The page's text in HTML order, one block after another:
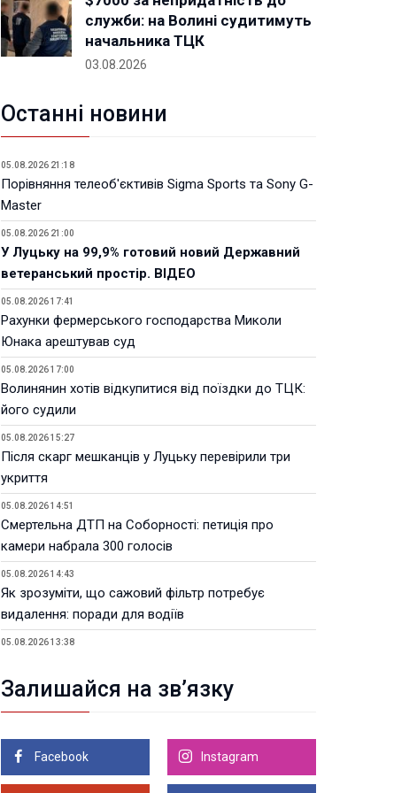
служби: на Волині судитимуть
начальника ТЦК
03.08.2026
Останні новини
05.08.2026 21:18
Порівняння телеоб'єктивів Sigma Sports та Sony G-
Master
05.08.2026 21:00
У Луцьку на 99,9% готовий новий Державний
ветеранський простір. ВІДЕО
05.08.2026 17:41
Рахунки фермерського господарства Миколи
Юнака арештував суд
05.08.2026 17:00
Волинянин хотів відкупитися від поїздки до ТЦК:
його судили
05.08.2026 15:27
Після скарг мешканців у Луцьку перевірили три
укриття
05.08.2026 14:51
Смертельна ДТП на Соборності: петиція про
камери набрала 300 голосів
05.08.2026 14:43
Як зрозуміти, що сажовий фільтр потребує
видалення: поради для водіїв
05.08.2026 13:38
питань безбар’єрності
05.08.2026 12:22
відшкодували 4,5 млн податків
05.08.2026 11:41
Залишайся на зв’язку
Facebook Instagram